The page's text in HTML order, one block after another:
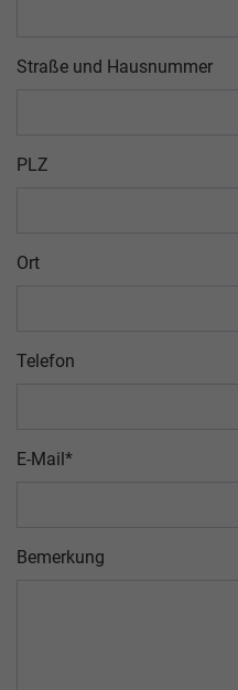
Straße und Hausnummer
PLZ
Ort
Telefon
E-Mail*
Bemerkung